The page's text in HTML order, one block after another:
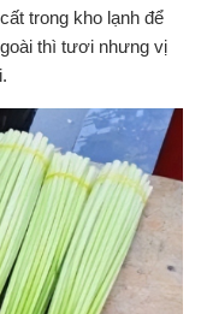
trong kho lạnh để
thì tươi nhưng vị